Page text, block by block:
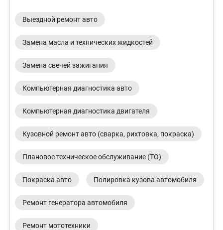
Выездной ремонт авто
Замена масла и технических жидкостей
Замена свечей зажигания
Компьютерная диагностика авто
Компьютерная диагностика двигателя
Кузовной ремонт авто (сварка, рихтовка, покраска)
Плановое техническое обслуживание (ТО)
Покраска авто Полировка кузова автомобиля
Ремонт генератора автомобиля
Ремонт мототехники